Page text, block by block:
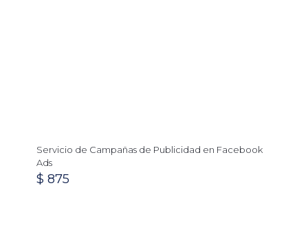
Servicio de Campañas de Publicidad en Facebook
Ads
$ 875